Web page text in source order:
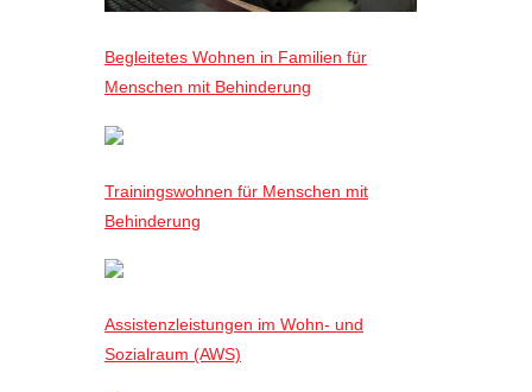
Begleitetes Wohnen in Familien für
Menschen mit Behinderung
Trainingswohnen für Menschen mit
Behinderung
Assistenzleistungen im Wohn- und
Sozialraum (AWS)